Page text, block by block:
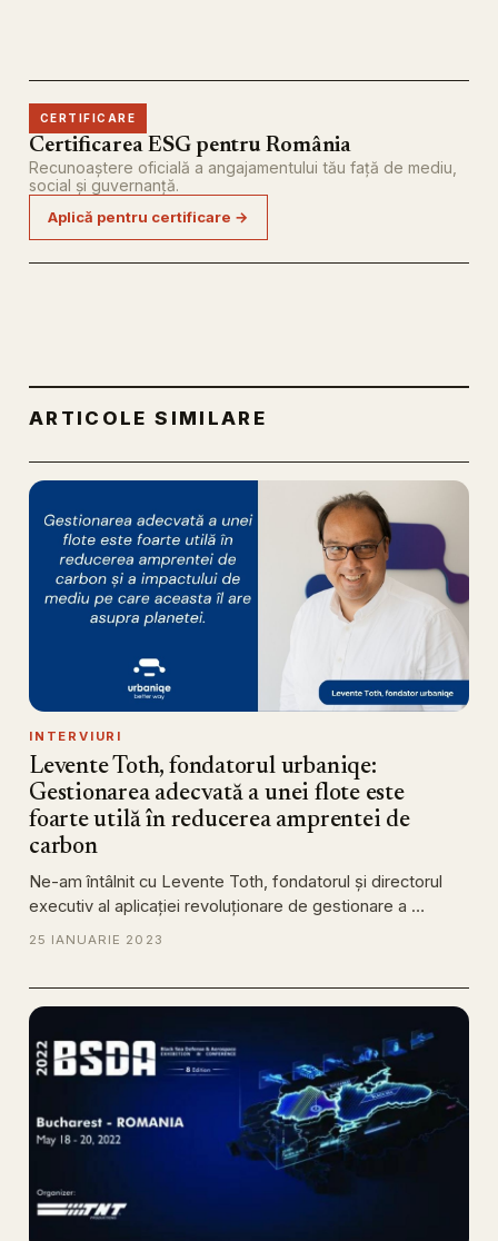
CERTIFICARE
Certificarea ESG pentru România
Recunoaștere oficială a angajamentului tău față de mediu,
social și guvernanță.
Aplică pentru certificare →
ARTICOLE SIMILARE
INTERVIURI
Levente Toth, fondatorul urbaniqe:
Gestionarea adecvată a unei flote este
foarte utilă în reducerea amprentei de
carbon
Ne-am întâlnit cu Levente Toth, fondatorul și directorul
executiv al aplicației revoluționare de gestionare a …
25 IANUARIE 2023